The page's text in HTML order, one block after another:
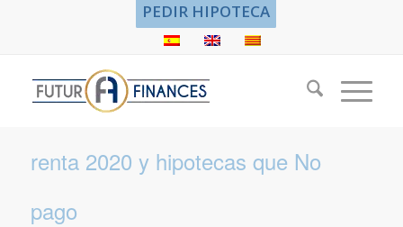
PEDIR HIPOTECA
renta 2020 y hipotecas que No
pago